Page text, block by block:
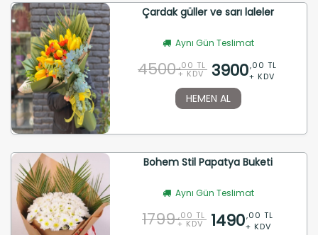
Çardak güller ve sarı laleler
Aynı Gün Teslimat
4500 ,00 TL
+ KDV 3900,00 TL
+ KDV
HEMEN AL
Bohem Stil Papatya Buketi
Aynı Gün Teslimat
1799 ,00 TL
+ KDV 1490,00 TL
+ KDV